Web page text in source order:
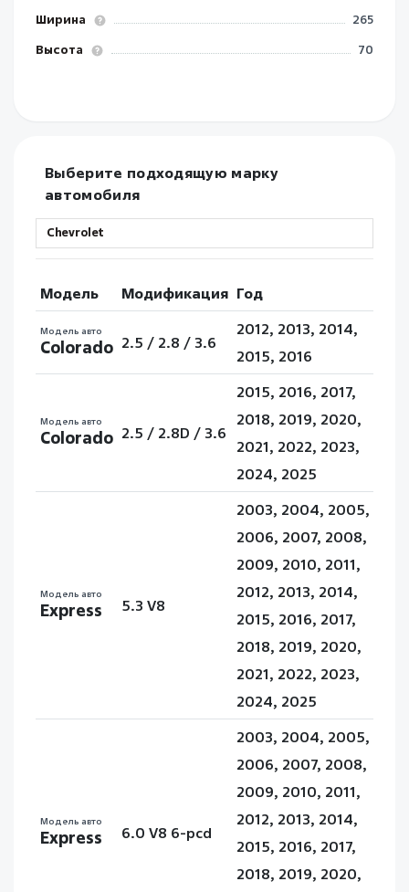
Ширина
265
Высота
70
Выберите подходящую марку
автомобиля
Модель Модификация Год
Модель авто
Colorado 2.5 / 2.8 / 3.6
2012, 2013, 2014,
2015, 2016
Модель авто
Colorado 2.5 / 2.8D / 3.6
2015, 2016, 2017,
2018, 2019, 2020,
2021, 2022, 2023,
2024, 2025
Модель авто
Express 5.3 V8
2003, 2004, 2005,
2006, 2007, 2008,
2009, 2010, 2011,
2012, 2013, 2014,
2015, 2016, 2017,
2018, 2019, 2020,
2021, 2022, 2023,
2024, 2025
Модель авто
Express 6.0 V8 6-pcd
2003, 2004, 2005,
2006, 2007, 2008,
2009, 2010, 2011,
2012, 2013, 2014,
2015, 2016, 2017,
2018, 2019, 2020,